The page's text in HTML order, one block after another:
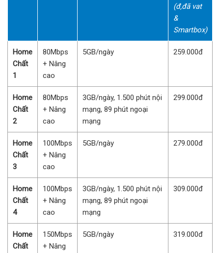
(đ,đã vat
&
Smartbox)
Home
Chất
1
80Mbps
+ Nâng
cao
5GB/ngày 259.000đ
Home
Chất
2
80Mbps
+ Nâng
cao
3GB/ngày, 1.500 phút nội
mạng, 89 phút ngoại
mạng
299.000đ
Home
Chất
3
100Mbps
+ Nâng
cao
5GB/ngày 279.000đ
Home
Chất
4
100Mbps
+ Nâng
cao
3GB/ngày, 1.500 phút nội
mạng, 89 phút ngoại
mạng
309.000đ
Home
Chất
150Mbps
+ Nâng
5GB/ngày 319.000đ